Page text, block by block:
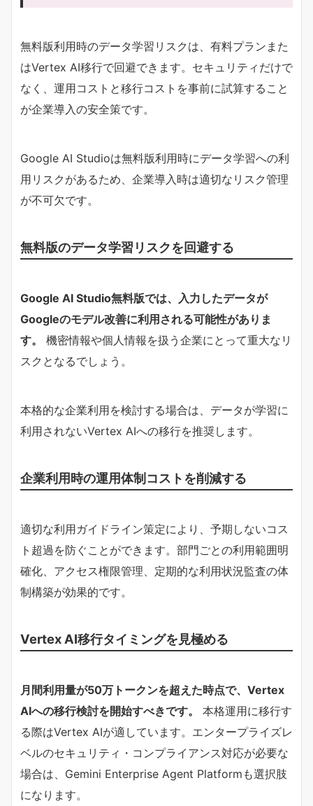
無料版利用時のデータ学習リスクは、有料プランまた
はVertex AI移行で回避できます。セキュリティだけで
なく、運用コストと移行コストを事前に試算すること
が企業導入の安全策です。
Google AI Studioは無料版利用時にデータ学習への利
用リスクがあるため、企業導入時は適切なリスク管理
が不可欠です。
無料版のデータ学習リスクを回避する
Google AI Studio無料版では、入力したデータが
Googleのモデル改善に利用される可能性がありま
す。​
機密情報や個人情報を扱う企業にとって重大なリ
スクとなるでしょう。
本格的な企業利用を検討する場合は、データが学習に
利用されないVertex AIへの移行を推奨します。
企業利用時の運用体制コストを削減する
適切な利用ガイドライン策定により、予期しないコス
ト超過を防ぐことができます。部門ごとの利用範囲明
確化、アクセス権限管理、定期的な利用状況監査の体
制構築が効果的です。
Vertex AI移行タイミングを見極める
​月間利用量が50万トークンを超えた時点で、Vertex
AIへの移行検討を開始すべきです。​
本格運用に移行す
る際はVertex AIが適しています。エンタープライズレ
ベルのセキュリティ・コンプライアンス対応が必要な
場合は、Gemini Enterprise Agent Platformも選択肢
になります。